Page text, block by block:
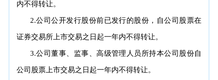
内不得转让。
2.公司公开发行股份前已发行的股份，自公司股票在
证券交易所上市交易之日起一年内不得转让。
3.公司董事、监事、高级管理人员所持本公司股份自
公司股票上市交易之日起一年内不得转让。